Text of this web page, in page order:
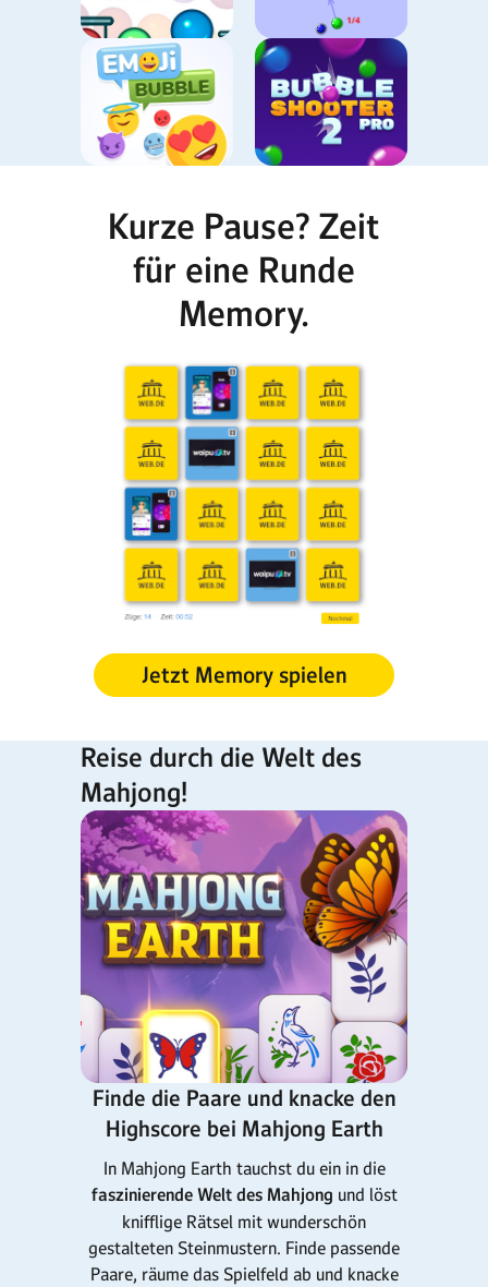
Kurze Pause? Zeit
für eine Runde
Memory.
Jetzt Memory spielen
Reise durch die Welt des
Mahjong!
Finde die Paare und knacke den
Highscore bei Mahjong Earth
In Mahjong Earth tauchst du ein in die
faszinierende Welt des Mahjong und löst
knifflige Rätsel mit wunderschön
gestalteten Steinmustern. Finde passende
Paare, räume das Spielfeld ab und knacke